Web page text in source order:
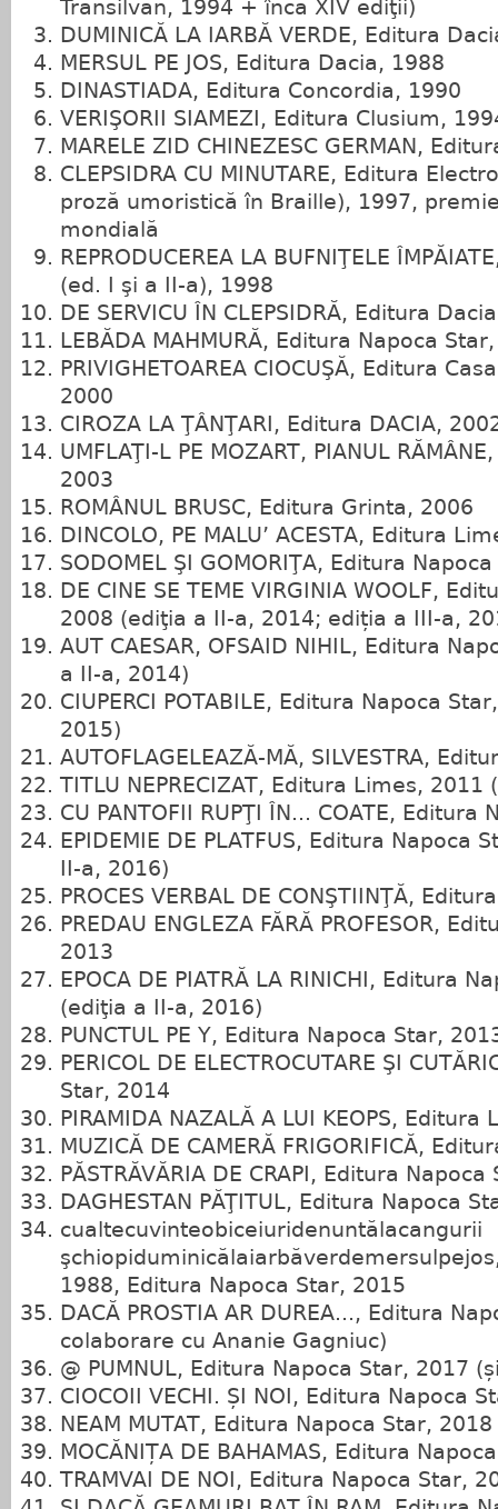
Transilvan, 1994 + încă XIV ediţii)
DUMINICĂ LA IARBĂ VERDE, Editura
MERSUL PE JOS, Editura Dacia, 1988
DINASTIADA, Editura Concordia, 1990
VERIŞORII SIAMEZI, Editura Clusium,
MARELE ZID CHINEZESC GERMAN,
CLEPSIDRA CU MINUTARE, Editura
proză umoristică în Braille), 1997,
mondială
REPRODUCEREA LA BUFNIŢELE
(ed. I şi a II‑a), 1998
DE SERVICU ÎN CLEPSIDRĂ, Editura
LEBĂDA MAHMURĂ, Editura Napoca
PRIVIGHETOAREA CIOCUŞĂ, Editura
2000
CIROZA LA ŢÂNŢARI, Editura DACIA,
UMFLAŢI‑L PE MOZART, PIANUL
2003
ROMÂNUL BRUSC, Editura Grinta, 2006
DINCOLO, PE MALU’ ACESTA, Editura
SODOMEL ŞI GOMORIŢA, Editura
DE CINE SE TEME VIRGINIA WOOLF,
2008 (ediţia a II‑a, 2014; ediția a III-a,
AUT CAESAR, OFSAID NIHIL, Editura
a II‑a, 2014)
CIUPERCI POTABILE, Editura Napoca
2015)
AUTOFLAGELEAZĂ‑MĂ, SILVESTRA,
TITLU NEPRECIZAT, Editura Limes,
CU PANTOFII RUPŢI ÎN... COATE, Editura
EPIDEMIE DE PLATFUS, Editura Napoca
II‑a, 2016)
PROCES VERBAL DE CONŞTIINŢĂ,
PREDAU ENGLEZA FĂRĂ PROFESOR,
2013
EPOCA DE PIATRĂ LA RINICHI, Editura
(ediţia a II‑a, 2016)
PUNCTUL PE Y, Editura Napoca Star,
PERICOL DE ELECTROCUTARE ŞI
Star, 2014
PIRAMIDA NAZALĂ A LUI KEOPS, Editura
MUZICĂ DE CAMERĂ FRIGORIFICĂ,
PĂSTRĂVĂRIA DE CRAPI, Editura
DAGHESTAN PĂŢITUL, Editura Napoca
cualtecuvinteobiceiuridenuntălacangurii
1988, Editura Napoca Star, 2015
DACĂ PROSTIA AR DUREA..., Editura
colaborare cu Ananie Gagniuc)
@ PUMNUL, Editura Napoca Star, 2017
CIOCOII VECHI. ȘI NOI, Editura Napoca
NEAM MUTAT, Editura Napoca Star, 2018
MOCĂNIȚA DE BAHAMAS, Editura
TRAMVAI DE NOI, Editura Napoca Star,